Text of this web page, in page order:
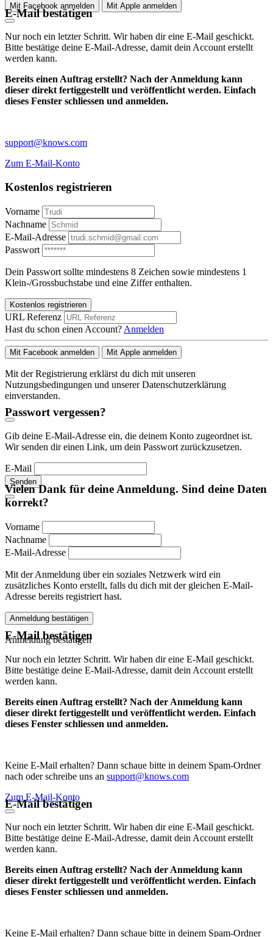
Mit Facebook anmelden Mit Apple anmelden
E-Mail bestätigen
Nur noch ein letzter Schritt. Wir haben dir eine E-Mail geschickt.
Bitte bestätige deine E-Mail-Adresse, damit dein Account erstellt
werden kann.
Bereits einen Auftrag erstellt? Nach der Anmeldung kann
dieser direkt fertiggestellt und veröffentlicht werden. Einfach
dieses Fenster schliessen und anmelden.
support@knows.com
Zum E-Mail-Konto
Kostenlos registrieren
Vorname
Nachname
E-Mail-Adresse
Passwort
Dein Passwort sollte mindestens 8 Zeichen sowie mindestens 1
Klein-/Grossbuchstabe und eine Ziffer enthalten.
Kostenlos registrieren
URL Referenz
Hast du schon einen Account? Anmelden
Mit Facebook anmelden Mit Apple anmelden
Mit der Registrierung erklärst du dich mit unseren
Nutzungsbedingungen und unserer Datenschutzerklärung
einverstanden.
Passwort vergessen?
Gib deine E-Mail-Adresse ein, die deinem Konto zugeordnet ist.
Wir senden dir einen Link, um dein Passwort zurückzusetzen.
E-Mail
Senden
Vielen Dank für deine Anmeldung. Sind deine Daten
korrekt?
Vorname
Nachname
E-Mail-Adresse
Mit der Anmeldung über ein soziales Netzwerk wird ein
zusätzliches Konto erstellt, falls du dich mit der gleichen E-Mail-
Adresse bereits registriert hast.
Anmeldung bestätigen
Anmeldung bestätigen
E-Mail bestätigen
Nur noch ein letzter Schritt. Wir haben dir eine E-Mail geschickt.
Bitte bestätige deine E-Mail-Adresse, damit dein Account erstellt
werden kann.
Bereits einen Auftrag erstellt? Nach der Anmeldung kann
dieser direkt fertiggestellt und veröffentlicht werden. Einfach
dieses Fenster schliessen und anmelden.
Keine E-Mail erhalten? Dann schaue bitte in deinem Spam-Ordner
nach oder schreibe uns an support@knows.com
Zum E-Mail-Konto
E-Mail bestätigen
Nur noch ein letzter Schritt. Wir haben dir eine E-Mail geschickt.
Bitte bestätige deine E-Mail-Adresse, damit dein Account erstellt
werden kann.
Bereits einen Auftrag erstellt? Nach der Anmeldung kann
dieser direkt fertiggestellt und veröffentlicht werden. Einfach
dieses Fenster schliessen und anmelden.
Keine E-Mail erhalten? Dann schaue bitte in deinem Spam-Ordner